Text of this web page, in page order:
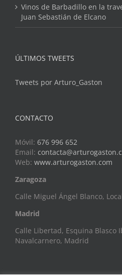
Vinos de Barbadillo en la
Juan Sebastián de Elcano
ÚLTIMOS TWEETS
Tweets por Arturo_Gaston
CONTACTO
Móvil: 676 996 652
Email:
Web: www.arturogaston.com
Zaragoza
Calle Miguel Ángel Blanco,
Madrid
Calle Libertad, Esquina Blasco
Navalcarnero, Madrid